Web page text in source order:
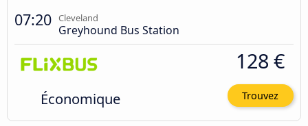
07:20 Cleveland
Greyhound Bus Station
Économique
128 €
Trouvez